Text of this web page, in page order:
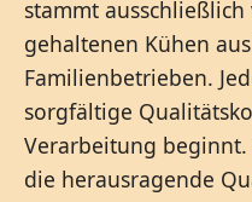
stammt
gehaltenen Kühen
Familienbetrieben.
sorgfältige
Verarbeitung beginnt.
die herausragende